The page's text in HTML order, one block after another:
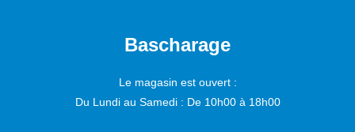
Bascharage
Le magasin est ouvert :
Du Lundi au Samedi : De 10h00 à 18h00